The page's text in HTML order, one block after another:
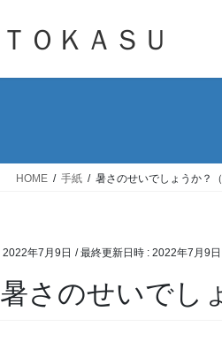
ＴＯＫＡＳＵ
HOME 手紙 暑さのせいでしょうか？
2022年7月9日 / 最終更新日時 : 2022年7月9日
暑さのせいでし